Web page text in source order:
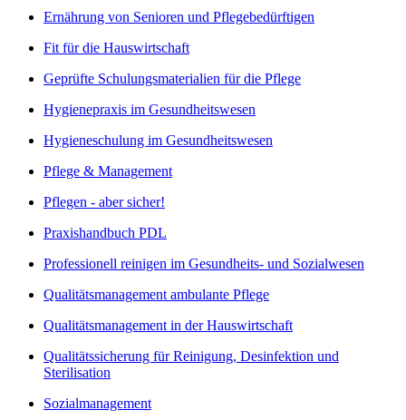
Ernährung von Senioren und Pflegebedürftigen
Fit für die Hauswirtschaft
Geprüfte Schulungsmaterialien für die Pflege
Hygienepraxis im Gesundheitswesen
Hygieneschulung im Gesundheitswesen
Pflege & Management
Pflegen - aber sicher!
Praxishandbuch PDL
Professionell reinigen im Gesundheits- und Sozialwesen
Qualitätsmanagement ambulante Pflege
Qualitätsmanagement in der Hauswirtschaft
Qualitätssicherung für Reinigung, Desinfektion und
Sterilisation
Sozialmanagement